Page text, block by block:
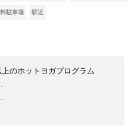
駐車場 駅近
のホットヨガプログラム